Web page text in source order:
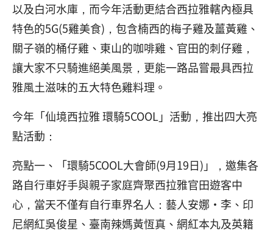
以及白河水庫，而今年活動更結合西拉雅轄內極具
特色的5G(5雞美食)，包含楠西的梅子雞及薑黃雞、
關子嶺的桶仔雞、東山的咖啡雞、官田的刺仔雞，
讓大家不只騎進絕美風景，更能一路品嘗最具西拉
雅風土滋味的五大特色雞料理。
今年「仙境西拉雅 環騎5COOL」活動，推出四大亮
點活動：
亮點一、「環騎5COOL大會師(9月19日)」，邀集各
路自行車好手與親子家庭齊聚西拉雅官田遊客中
心，當天不僅有自行車界名人：藝人安娜·李、印
尼網紅吳俊星、臺南辣媽黃恆真、網紅本丸及英籍